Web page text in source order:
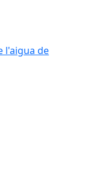
l'aigua de